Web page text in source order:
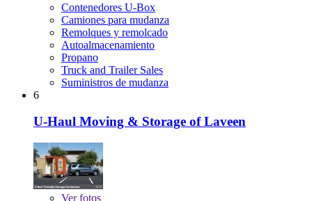
Contenedores U-Box
Camiones para mudanza
Remolques y remolcado
Autoalmacenamiento
Propano
Truck and Trailer Sales
Suministros de mudanza
6
U-Haul Moving & Storage of Laveen
Verfotos